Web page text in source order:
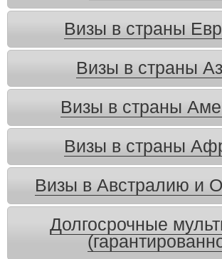
Визы в страны
Визы в страны
Визы в страны
Визы в страны
Визы в Австралию и
Долгосрочные